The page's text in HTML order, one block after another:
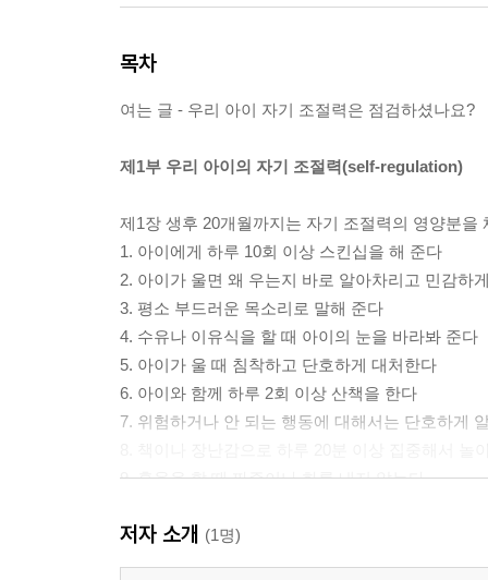
목차
여는 글 - 우리 아이 자기 조절력은 점검하셨나요?
제1부 우리 아이의 자기 조절력(self-regulation)
제1장 생후 20개월까지는 자기 조절력의 영양분을
1. 아이에게 하루 10회 이상 스킨십을 해 준다
2. 아이가 울면 왜 우는지 바로 알아차리고 민감하
3. 평소 부드러운 목소리로 말해 준다
4. 수유나 이유식을 할 때 아이의 눈을 바라봐 준다
5. 아이가 울 때 침착하고 단호하게 대처한다
6. 아이와 함께 하루 2회 이상 산책을 한다
7. 위험하거나 안 되는 행동에 대해서는 단호하게
9. 훈육을 할 때 짜증이나 화를 내지 않는다
제2장 생후 21개월부터 36개월까지는 자기 조절력
저자 소개 (1명)